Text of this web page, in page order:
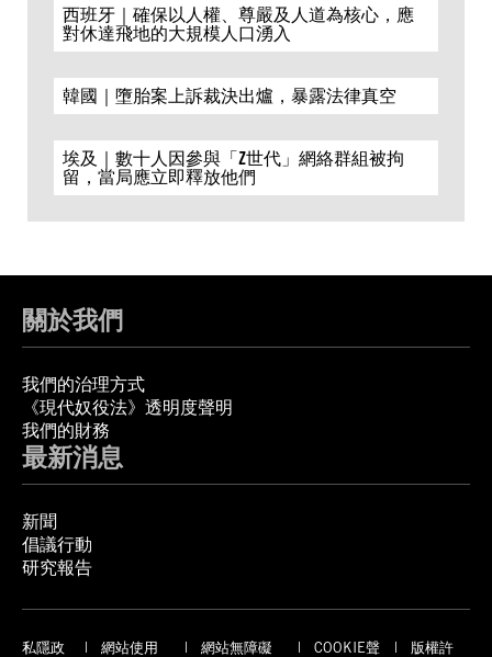
西班牙｜確保以人權、尊嚴及人道為核心，應
對休達飛地的大規模人口湧入
韓國｜墮胎案上訴裁決出爐，暴露法律真空
埃及｜數十人因參與「Z世代」網絡群組被拘
留，當局應立即釋放他們
關於我們
我們的治理方式
《現代奴役法》透明度聲明
我們的財務
最新消息
新聞
倡議行動
研究報告
私隱政 網站使用 網站無障礙 COOKIE聲 版權許